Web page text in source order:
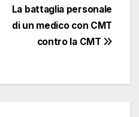
La battaglia personale
di un medico con CMT
contro la CMT